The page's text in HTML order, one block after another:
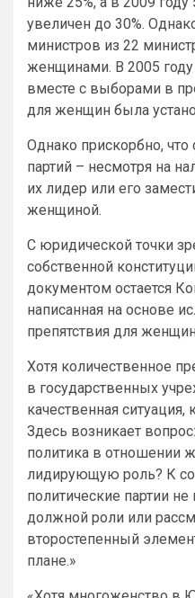
увеличен до 30%.
министров из 22
женщинами. В 2005
вместе с выборами в
для женщин была
Однако прискорбно, что
партий – несмотря на
их лидер или его
женщиной.
С юридической точки
собственной
документом остается
написанная на основе
препятствия для
Хотя количественное
в государственных
качественная
Здесь возникает
политика в отношении
лидирующую роль? К
политические партии
должной роли или
второстепенный
плане.»